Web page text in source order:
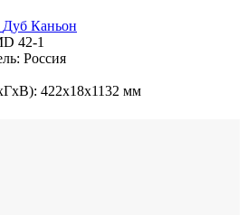
Дуб Каньон
42-1
Россия
422x18x1132 мм